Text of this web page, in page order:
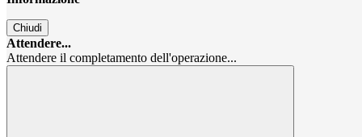
Chiudi
Attendere...
Attendere il completamento dell'operazione...